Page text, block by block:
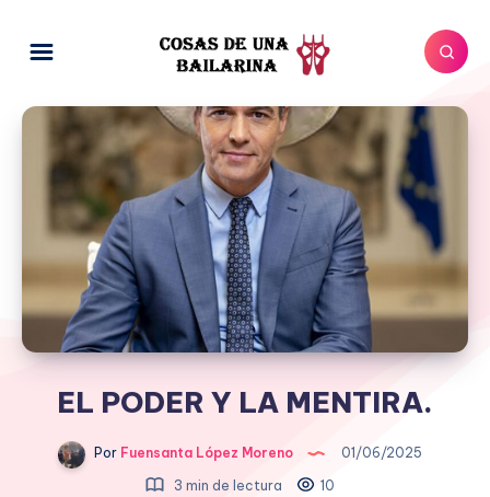
EL PODER Y LA MENTIRA.
PorFuensanta López Moreno
01/06/2025
3 min de lectura
10